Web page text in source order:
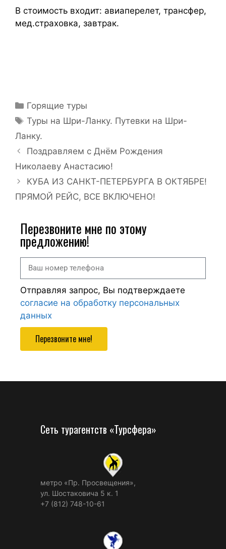
В стоимость входит: авиаперелет, трансфер,
мед.страховка, завтрак.
Горящие туры
Туры на Шри-Ланку. Путевки на Шри-
Ланку.
Поздравляем с Днём Рождения
Николаеву Анастасию!
КУБА ИЗ САНКТ-ПЕТЕРБУРГА В ОКТЯБРЕ!
ПРЯМОЙ РЕЙС, ВСЕ ВКЛЮЧЕНО!
Перезвоните мне по этому
предложению!
Отправляя запрос, Вы подтверждаете
согласие на обработку персональных
данных
Перезвоните мне!
Сеть турагентств «Турсфера»
метро «Пр. Просвещения»,
ул. Шостаковича 5 к. 1
+7 (812) 748-10-61